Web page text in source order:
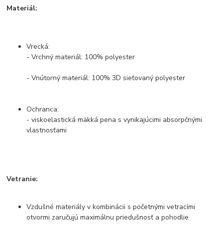
Materiál:
Vrecká:
- Vrchný materiál: 100% polyester
- Vnútorný materiál: 100% 3D sieťovaný polyester
Ochranca:
- viskoelastická mäkká pena s vynikajúcimi absorpčnými
vlastnosťami
Vetranie:
Vzdušné materiály v kombinácii s početnými vetracími
otvormi zaručujú maximálnu priedušnosť a pohodlie